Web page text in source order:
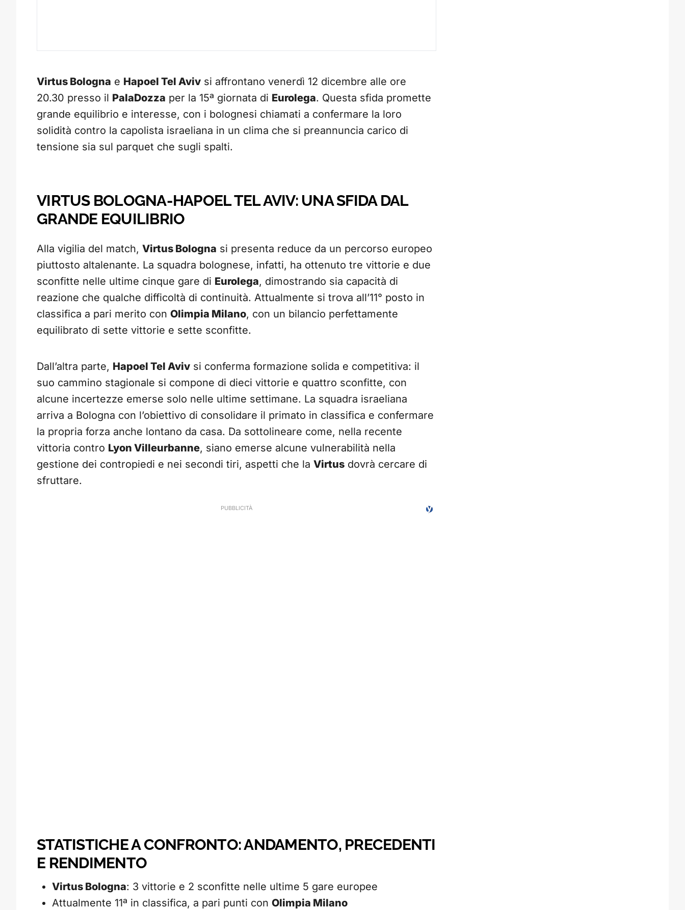
Virtus Bologna e Hapoel Tel Aviv si affrontano venerdì 12 dicembre alle ore
20.30 presso il PalaDozza per la 15ª giornata di Eurolega. Questa sfida promette
grande equilibrio e interesse, con i bolognesi chiamati a confermare la loro
solidità contro la capolista israeliana in un clima che si preannuncia carico di
tensione sia sul parquet che sugli spalti.
VIRTUS BOLOGNA-HAPOEL TEL AVIV: UNA SFIDA DAL
GRANDE EQUILIBRIO
Alla vigilia del match, Virtus Bologna si presenta reduce da un percorso europeo
piuttosto altalenante. La squadra bolognese, infatti, ha ottenuto tre vittorie e due
sconfitte nelle ultime cinque gare di Eurolega, dimostrando sia capacità di
reazione che qualche difficoltà di continuità. Attualmente si trova all’11° posto in
classifica a pari merito con Olimpia Milano, con un bilancio perfettamente
equilibrato di sette vittorie e sette sconfitte.
Dall’altra parte, Hapoel Tel Aviv si conferma formazione solida e competitiva: il
suo cammino stagionale si compone di dieci vittorie e quattro sconfitte, con
alcune incertezze emerse solo nelle ultime settimane. La squadra israeliana
arriva a Bologna con l’obiettivo di consolidare il primato in classifica e confermare
la propria forza anche lontano da casa. Da sottolineare come, nella recente
vittoria contro Lyon Villeurbanne, siano emerse alcune vulnerabilità nella
gestione dei contropiedi e nei secondi tiri, aspetti che la Virtus dovrà cercare di
sfruttare.
STATISTICHE A CONFRONTO: ANDAMENTO, PRECEDENTI
E RENDIMENTO
Virtus Bologna: 3 vittorie e 2 sconfitte nelle ultime 5 gare europee
Attualmente 11ª in classifica, a pari punti con Olimpia Milano